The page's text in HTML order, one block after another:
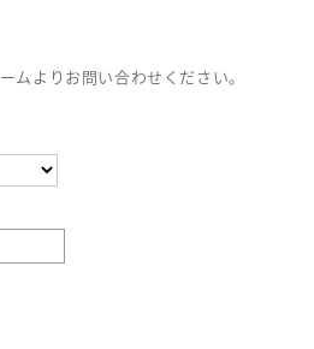
ムよりお問い合わせください。